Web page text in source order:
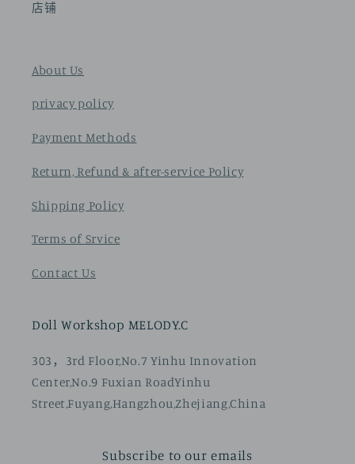
店铺
About Us
privacy policy
Payment Methods
Return, Refund & after-service Policy
Shipping Policy
Terms of Srvice
Contact Us
Doll Workshop MELODY.C
303，3rd Floor,No.7 Yinhu Innovation
Center,No.9 Fuxian RoadYinhu
Street,Fuyang,Hangzhou,Zhejiang,China
Subscribe to our emails